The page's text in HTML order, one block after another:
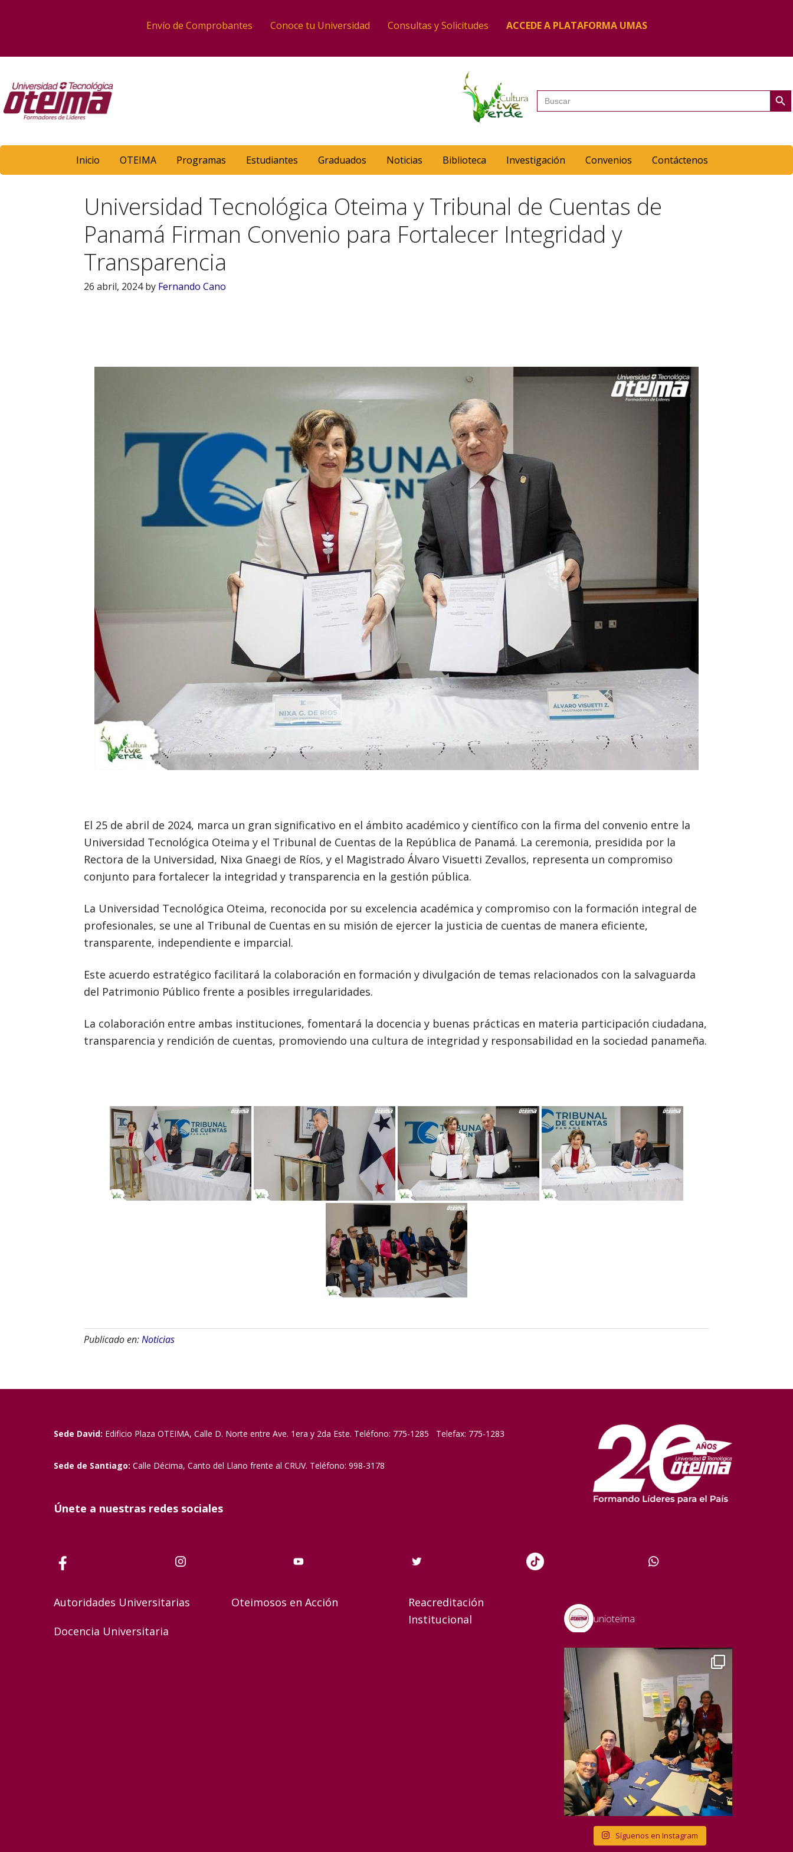
Envío de Comprobantes Conoce tu Universidad Consultas y Solicitudes ACCEDE A PLATAFORMA UMAS
Buscar: Botón de
Inicio OTEIMA Programas Estudiantes Graduados Noticias Biblioteca Investigación Convenios Contáctenos
Universidad Tecnológica Oteima y Tribunal de Cuentas de
Panamá Firman Convenio para Fortalecer Integridad y
Transparencia
26 abril, 2024by Fernando Cano
El 25 de abril de 2024, marca un gran significativo en el ámbito académico y científico con la firma del convenio entre la
Universidad Tecnológica Oteima y el Tribunal de Cuentas de la República de Panamá. La ceremonia, presidida por la
Rectora de la Universidad, Nixa Gnaegi de Ríos, y el Magistrado Álvaro Visuetti Zevallos, representa un compromiso
conjunto para fortalecer la integridad y transparencia en la gestión pública.
La Universidad Tecnológica Oteima, reconocida por su excelencia académica y compromiso con la formación integral de
profesionales, se une al Tribunal de Cuentas en su misión de ejercer la justicia de cuentas de manera eficiente,
transparente, independiente e imparcial.
Este acuerdo estratégico facilitará la colaboración en formación y divulgación de temas relacionados con la salvaguarda
del Patrimonio Público frente a posibles irregularidades.
La colaboración entre ambas instituciones, fomentará la docencia y buenas prácticas en materia participación ciudadana,
transparencia y rendición de cuentas, promoviendo una cultura de integridad y responsabilidad en la sociedad panameña.
Publicado en:Noticias
Sede David: Edificio Plaza OTEIMA, Calle D. Norte entre Ave. 1era y 2da Este. Teléfono: 775-1285 Telefax: 775-1283
Sede de Santiago: Calle Décima, Canto del Llano frente al CRUV. Teléfono: 998-3178
Únete a nuestras redes sociales
Autoridades Universitarias
Docencia Universitaria
Oteimosos en Acción
Reacreditación
Institucional
unioteima
Síguenos en Instagram